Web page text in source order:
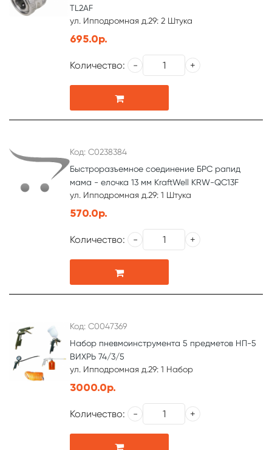
TL2AF
ул. Ипподромная д.29: 2 Штука
695.0р.
Количество:
Код: С0238384
Быстроразъемное соединение БРС рапид
мама - елочка 13 мм KraftWell KRW-QC13F
ул. Ипподромная д.29: 1 Штука
570.0р.
Количество:
Код: С0047369
Набор пневмоинструмента 5 предметов НП-5
ВИХРЬ 74/3/5
ул. Ипподромная д.29: 1 Набор
3000.0р.
Количество: